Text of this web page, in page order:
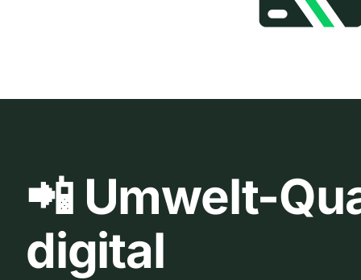
📲 Umwelt-
digital